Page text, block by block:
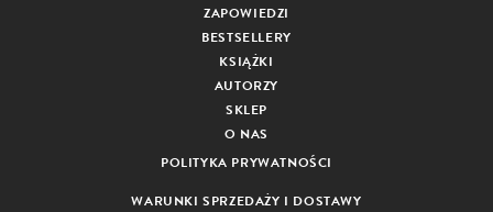
ZAPOWIEDZI
BESTSELLERY
KSIĄŻKI
AUTORZY
SKLEP
O NAS
POLITYKA PRYWATNOŚCI
WARUNKI SPRZEDAŻY I DOSTAWY